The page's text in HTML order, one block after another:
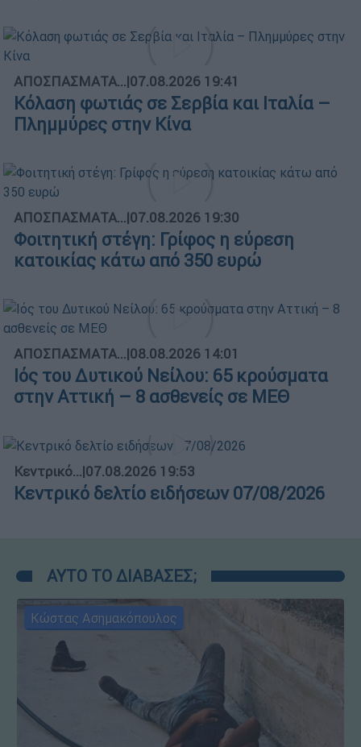
ΑΠΟΣΠΑΣΜΑΤΑ...|07.08.2026 19:41
Κόλαση φωτιάς σε Σερβία και Ιταλία –
Πλημμύρες στην Κίνα
ΑΠΟΣΠΑΣΜΑΤΑ...|07.08.2026 19:30
Φοιτητική στέγη: Γρίφος η εύρεση
κατοικίας κάτω από 350 ευρώ
ΑΠΟΣΠΑΣΜΑΤΑ...|08.08.2026 14:01
Ιός του Δυτικού Νείλου: 65 κρούσματα
στην Αττική – 8 ασθενείς σε ΜΕΘ
Κεντρικό...|07.08.2026 19:53
Κεντρικό δελτίο ειδήσεων 07/08/2026
ΑΥΤΟ ΤΟ ΔΙΑΒΑΣΕΣ;
Κώστας Ασημακόπουλος